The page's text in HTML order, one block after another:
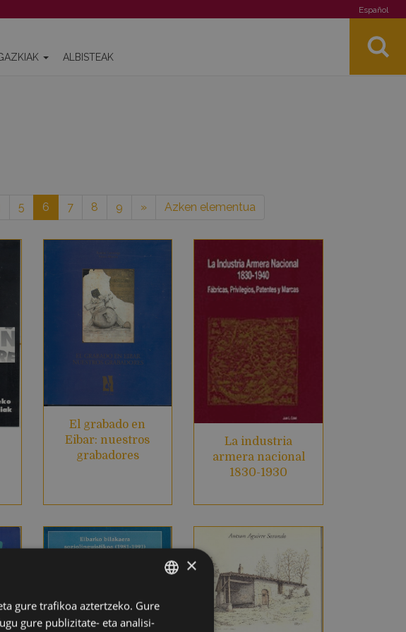
Español
ALBISTEAK
5 6 7 8 9 » Azken elementua
El grabado en
Eibar: nuestros
grabadores
La industria
armera nacional
1830-1930
BASQUE
SPANISH
×
gure trafikoa aztertzeko. Gure
gure publizitate- eta analisi-